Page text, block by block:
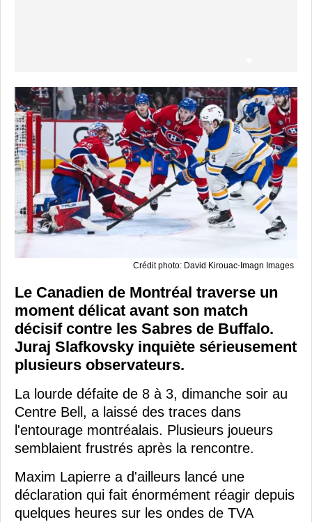
Crédit photo: David Kirouac-Imagn Images
Le Canadien de Montréal traverse un
moment délicat avant son match
décisif contre les Sabres de Buffalo.
Juraj Slafkovsky inquiète sérieusement
plusieurs observateurs.
La lourde défaite de 8 à 3, dimanche soir au
Centre Bell, a laissé des traces dans
l'entourage montréalais. Plusieurs joueurs
semblaient frustrés après la rencontre.
Maxim Lapierre a d'ailleurs lancé une
déclaration qui fait énormément réagir depuis
quelques heures sur les ondes de TVA